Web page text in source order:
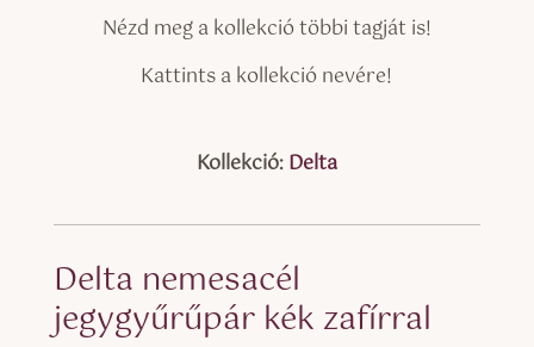
Nézd meg a kollekció többi tagját is!
Kattints a kollekció nevére!
Kollekció:Delta
Delta nemesacél
jegygyűrűpár kék zafírral